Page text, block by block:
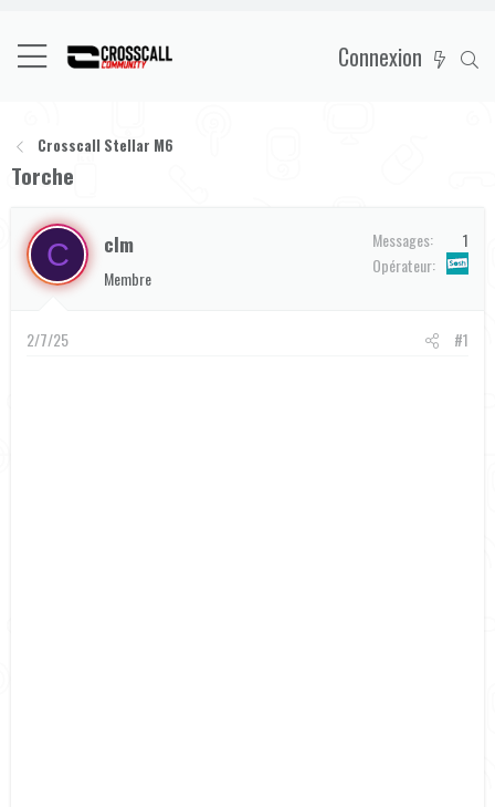
Connexion
Crosscall Stellar M6
Torche
C clm
Membre
Messages
1
Opérateur
2/7/25 #1